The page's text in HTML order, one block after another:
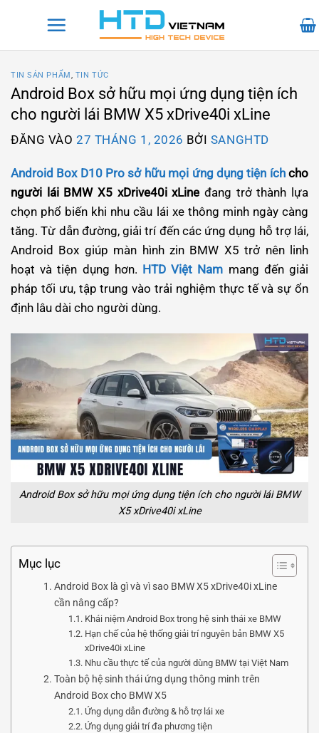
TIN SẢN PHẨM, TIN TỨC
Android Box sở hữu mọi ứng dụng tiện ích
cho người lái BMW X5 xDrive40i xLine
ĐĂNG VÀO27 THÁNG 1, 2026 BỞI SANGHTD
Android Box D10 Pro sở hữu mọi ứng dụng tiện íchcho
người lái BMW X5 xDrive40i xLine đang trở thành lựa
chọn phổ biến khi nhu cầu lái xe thông minh ngày càng
tăng. Từ dẫn đường, giải trí đến các ứng dụng hỗ trợ lái,
Android Box giúp màn hình zin BMW X5 trở nên linh
hoạt và tiện dụng hơn. HTD Việt Nam mang đến giải
pháp tối ưu, tập trung vào trải nghiệm thực tế và sự ổn
định lâu dài cho người dùng.
Android Box sở hữu mọi ứng dụng tiện ích cho người lái BMW
X5 xDrive40i xLine
Mục lục
Android Box là gì và vì sao BMW X5 xDrive40i xLine
cần nâng cấp?
Khái niệm Android Box trong hệ sinh thái xe BMW
Hạn chế của hệ thống giải trí nguyên bản BMW X5
xDrive40i xLine
Nhu cầu thực tế của người dùng BMW tại Việt Nam
Toàn bộ hệ sinh thái ứng dụng thông minh trên
Android Box cho BMW X5
Ứng dụng dẫn đường & hỗ trợ lái xe
Ứng dụng giải trí đa phương tiện